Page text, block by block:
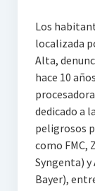
Los
localizada
Alta,
hace 10
dedicado a
peligrosos
como FMC,
Syngenta)
Bayer),